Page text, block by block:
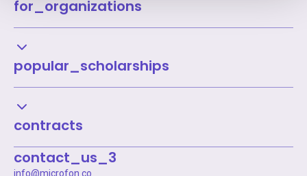
for_organizations
popular_scholarships
contracts
contact_us_3
info@microfon.co